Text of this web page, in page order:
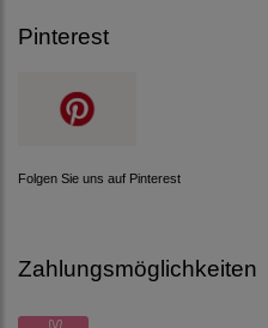
Pinterest
Folgen Sie uns auf Pinterest
Zahlungsmöglichkeiten